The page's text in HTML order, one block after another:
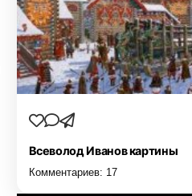
Всеволод Иванов картины
Комментариев: 17